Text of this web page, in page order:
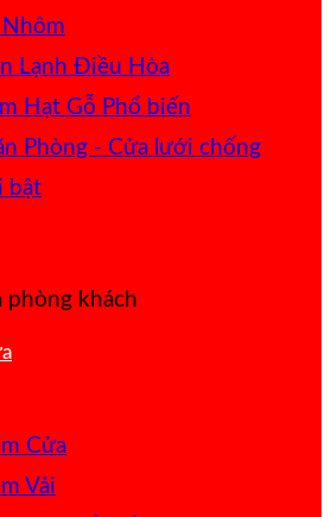
Nhôm
Lạnh Điều Hòa
Hạt Gỗ
Phòng - Cửa lưới chống
Cửa
Vải